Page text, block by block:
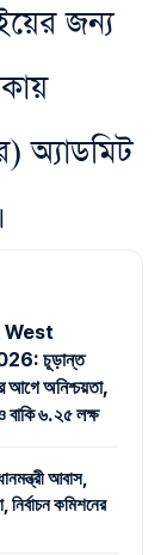
জন্য
অ্যাডমিট
West
চূড়ান্ত
আগে অনিশ্চয়তা,
বাকি ৬.২৫ লক্ষ
আবাস,
কমিশনের